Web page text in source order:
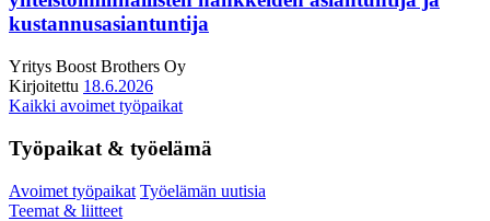
kustannusasiantuntija
Yritys Boost Brothers Oy
Kirjoitettu 18.6.2026
Kaikki avoimet työpaikat
Työpaikat & työelämä
Avoimet työpaikat Työelämän uutisia
Teemat & liitteet